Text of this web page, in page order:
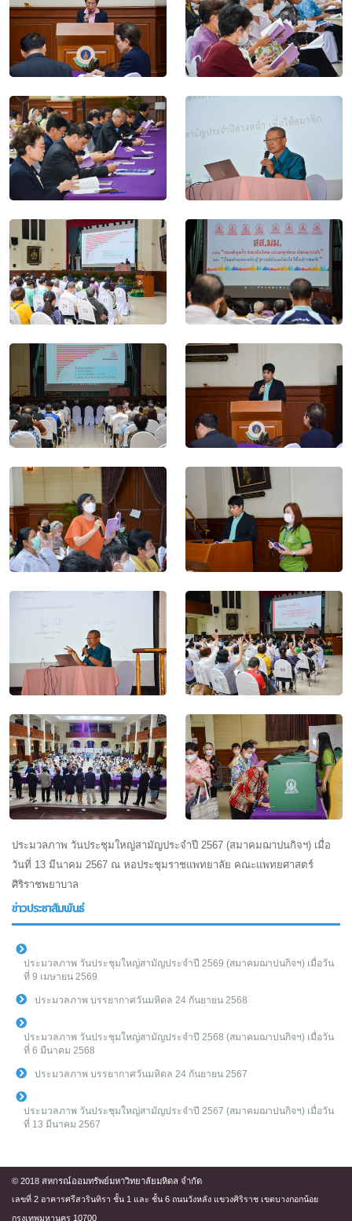
ประมวลภาพ วันประชุมใหญ่สามัญประจำปี 2567 (สมาคมฌาปนกิจฯ) เมื่อ
วันที่ 13 มีนาคม 2567 ณ หอประชุมราชแพทยาลัย คณะแพทยศาสตร์
ศิริราชพยาบาล
ข่าวประชาสัมพันธ์
ประมวลภาพ วันประชุมใหญ่สามัญประจำปี 2569 (สมาคมฌาปนกิจฯ) เมื่อวัน
ที่ 9 เมษายน 2569
ประมวลภาพ บรรยากาศวันมหิดล 24 กันยายน 2568
ประมวลภาพ วันประชุมใหญ่สามัญประจำปี 2568 (สมาคมฌาปนกิจฯ) เมื่อวัน
ที่ 6 มีนาคม 2568
ประมวลภาพ บรรยากาศวันมหิดล 24 กันยายน 2567
ประมวลภาพ วันประชุมใหญ่สามัญประจำปี 2567 (สมาคมฌาปนกิจฯ) เมื่อวัน
ที่ 13 มีนาคม 2567
© 2018 สหกรณ์ออมทรัพย์มหาวิทยาลัยมหิดล จำกัด
เลขที่ 2 อาคารศรีสวรินทิรา ชั้น 1 และ ชั้น 6 ถนนวังหลัง แขวงศิริราช เขตบางกอกน้อย
กรุงเทพมหานคร 10700